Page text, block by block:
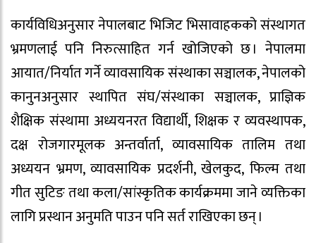
कार्यविधिअनुसार नेपालबाट भिजिट भिसावाहकको संस्थागत
भ्रमणलाई पनि निरुत्साहित गर्न खोजिएको छ । नेपालमा
आयात/निर्यात गर्ने व्यावसायिक संस्थाका सञ्चालक, नेपालको
कानुनअनुसार स्थापित संघ/संस्थाका सञ्चालक, प्राज्ञिक
शैक्षिक संस्थामा अध्ययनरत विद्यार्थी, शिक्षक र व्यवस्थापक,
दक्ष रोजगारमूलक अन्तर्वार्ता, व्यावसायिक तालिम तथा
अध्ययन भ्रमण, व्यावसायिक प्रदर्शनी, खेलकुद, फिल्म तथा
गीत सुटिङ तथा कला/सांस्कृतिक कार्यक्रममा जाने व्यक्तिका
लागि प्रस्थान अनुमति पाउन पनि सर्त राखिएका छन् ।